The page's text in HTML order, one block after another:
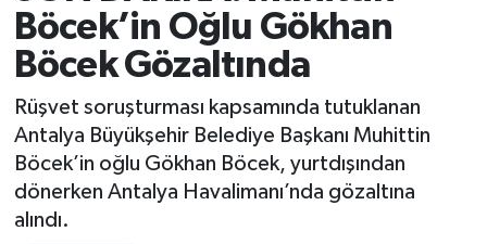
Böcek’in Oğlu Gökhan
Böcek Gözaltında
Rüşvet soruşturması kapsamında tutuklanan
Antalya Büyükşehir Belediye Başkanı Muhittin
Böcek’in oğlu Gökhan Böcek, yurtdışından
dönerken Antalya Havalimanı’nda gözaltına
alındı.
Son Dakika Haberleri
Haber Arşivi